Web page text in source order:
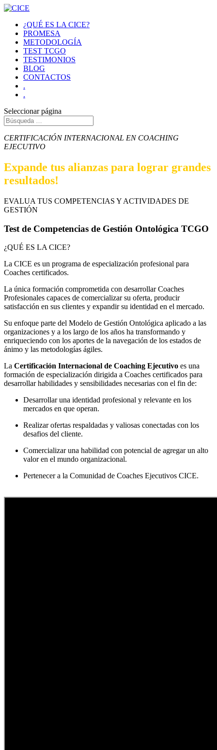
¿QUÉ ES LA CICE?
PROMESA
METODOLOGÍA
TEST TCGO
TESTIMONIOS
BLOG
CONTACTOS
.
.
Seleccionar página
CERTIFICACIÓN INTERNACIONAL EN COACHING
EJECUTIVO
Expande tus alianzas para lograr grandes
resultados!
EVALUA TUS COMPETENCIAS Y ACTIVIDADES DE
GESTIÓN
Test de Competencias de Gestión Ontológica TCGO
¿QUÉ ES LA CICE?
La CICE es un programa de especialización profesional para
Coaches certificados.
La única formación comprometida con desarrollar Coaches
Profesionales capaces de comercializar su oferta, producir
satisfacción en sus clientes y expandir su identidad en el mercado.
Su enfoque parte del Modelo de Gestión Ontológica aplicado a las
organizaciones y a los largo de los años ha transformando y
enriqueciendo con los aportes de la navegación de los estados de
ánimo y las metodologías ágiles.
La Certificación Internacional de Coaching Ejecutivo es una
formación de especialización dirigida a Coaches certificados para
desarrollar habilidades y sensibilidades necesarias con el fin de:
Desarrollar una identidad profesional y relevante en los
mercados en que operan.
Realizar ofertas respaldadas y valiosas conectadas con los
desafios del cliente.
Comercializar una habilidad con potencial de agregar un alto
valor en el mundo organizacional.
Pertenecer a la Comunidad de Coaches Ejecutivos CICE.